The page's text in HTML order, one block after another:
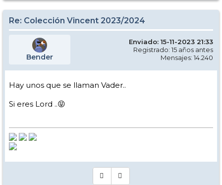
Re: Colección Vincent 2023/2024
Bender
Enviado: 15-11-2023 21:33
Registrado: 15 años antes
Mensajes: 14.240
Hay unos que se llaman Vader..
Si eres Lord ..😝